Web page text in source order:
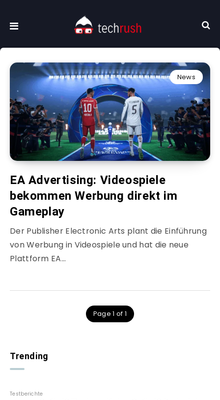
News
EA Advertising: Videospiele
bekommen Werbung direkt im
Gameplay
Der Publisher Electronic Arts plant die Einführung
von Werbung in Videospiele und hat die neue
Plattform EA…
Page 1 of 1
Trending